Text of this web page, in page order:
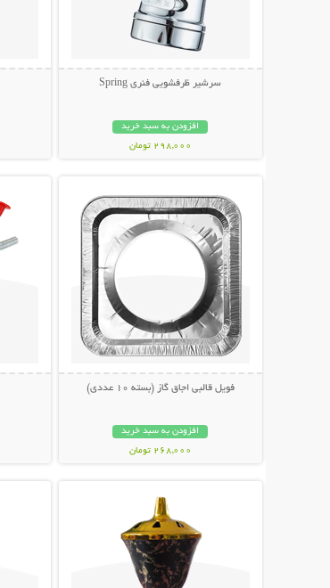
سرشیر ظرفشویی فنری Spring
افزودن به سبد خرید
298,000 تومان
فویل قالبی اجاق گاز (بسته 10 عددی)
افزودن به سبد خرید
268,000 تومان